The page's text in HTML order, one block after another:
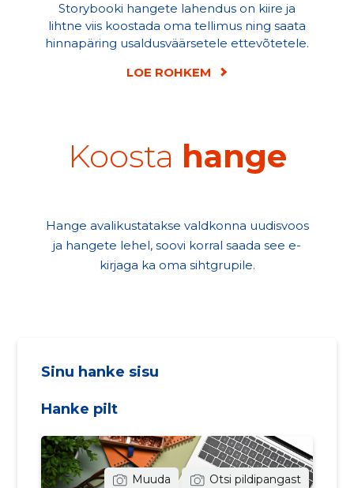
Storybooki hangete lahendus on kiire ja
lihtne viis koostada oma tellimus ning saata
hinnapäring usaldusväärsetele ettevõtetele.
LOE ROHKEM
Koosta hange
Hange avalikustatakse valdkonna uudisvoos
ja hangete lehel, soovi korral saada see e-
kirjaga ka oma sihtgrupile.
Sinu hanke sisu
Hanke pilt
Muuda Otsi pildipangast